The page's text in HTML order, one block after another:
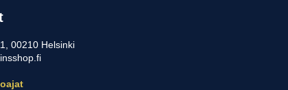
00210 Helsinki